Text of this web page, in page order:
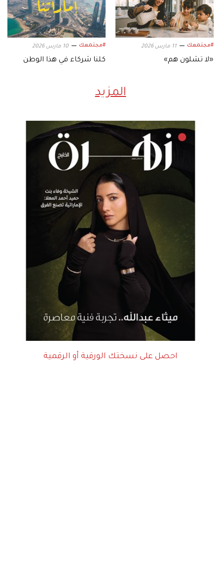
#مجتمعك 11 مارس 2026
«لا تشلون هم»
#مجتمعك 10 مارس 2026
كلنا شركاء في هذا الوطن
المزيد
احصل على نسختك الورقية أو الرقمية